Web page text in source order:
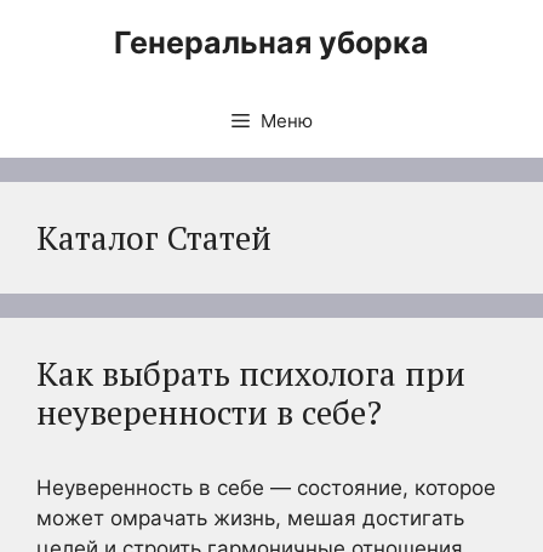
Генеральная уборка
Меню
Каталог Статей
Как выбрать психолога при
неуверенности в себе?
Неуверенность в себе — состояние, которое
может омрачать жизнь, мешая достигать